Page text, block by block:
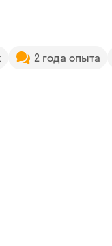
2 года опыта